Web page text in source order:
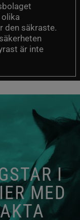
den säkraste.
är inte
I
MED